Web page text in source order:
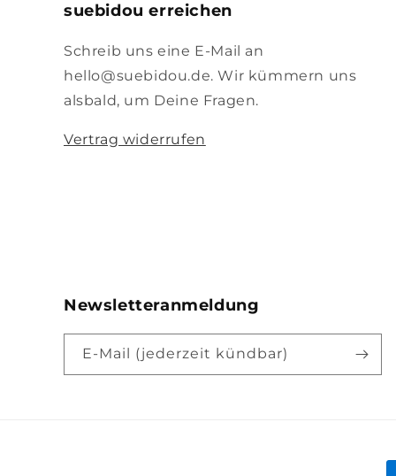
suebidou erreichen
Schreib uns eine E-Mail an
hello@suebidou.de. Wir kümmern uns
alsbald, um Deine Fragen.
Vertrag widerrufen
Newsletteranmeldung
E-Mail (jederzeit kündbar)